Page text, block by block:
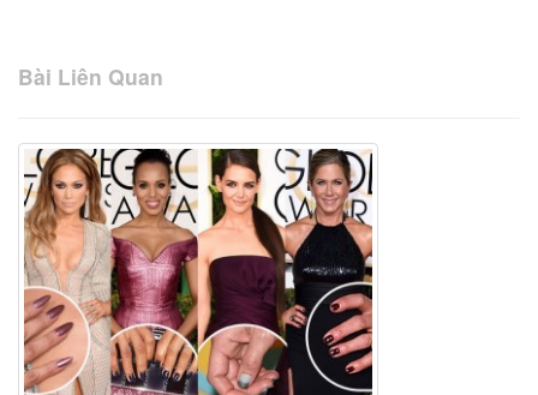
Bài Liên Quan